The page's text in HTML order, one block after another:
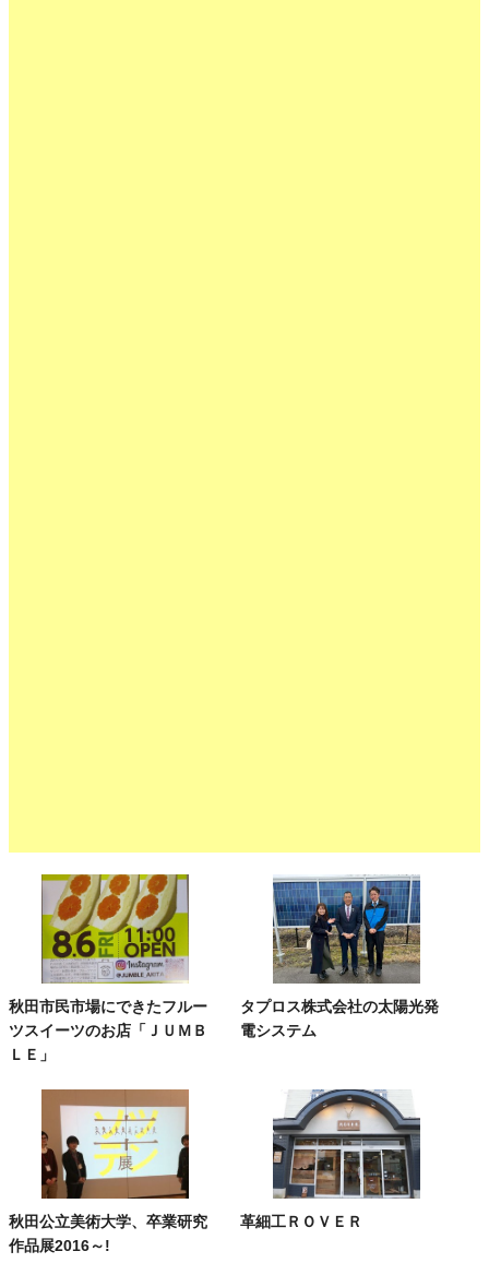
秋田市民市場にできたフルー
ツスイーツのお店「ＪＵＭＢ
ＬＥ」
タプロス株式会社の太陽光発
電システム
秋田公立美術大学、卒業研究
作品展2016～!
革細工ＲＯＶＥＲ